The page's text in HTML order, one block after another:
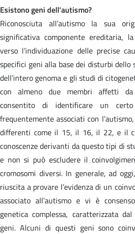
Esistono geni dell'autismo?
Riconosciuta all’autismo la sua
significativa componente ereditaria,
verso l’individuazione delle precise
specifici geni alla base dei disturbi dello
dell’intero genoma e gli studi di
con almeno due membri affetti
consentito di identificare un
frequentemente associati con
differenti come il 15, il 16, il 22, e il
conoscenze derivanti da questo tipi di
e non si può escludere il
cromosomi diversi. In generale, ad
riuscita a provare l’evidenza di un
associato all’autismo e vi è
genetica complessa, caratterizzata
geni. Alcuni di questi geni sono